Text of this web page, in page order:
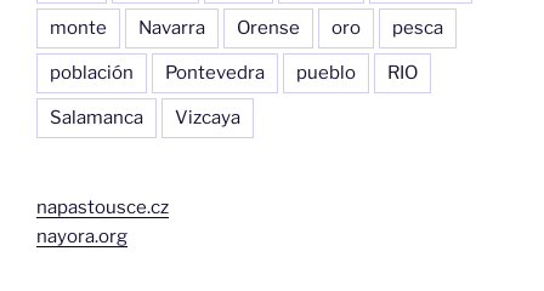
monte Navarra Orense oro pesca
población Pontevedra pueblo RIO
Salamanca Vizcaya
napastousce.cz
nayora.org